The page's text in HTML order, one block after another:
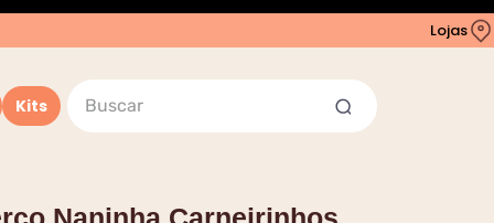
Lojas
Kits
Buscar